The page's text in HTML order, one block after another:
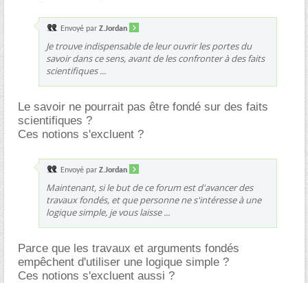
Envoyé par Z.Jordan
Je trouve indispensable de leur ouvrir les portes du
savoir dans ce sens, avant de les confronter à des faits
scientifiques ...
Le savoir ne pourrait pas être fondé sur des faits
scientifiques ?
Ces notions s'excluent ?
Envoyé par Z.Jordan
Maintenant, si le but de ce forum est d'avancer des
travaux fondés, et que personne ne s'intéresse à une
logique simple, je vous laisse ...
Parce que les travaux et arguments fondés
empêchent d'utiliser une logique simple ?
Ces notions s'excluent aussi ?